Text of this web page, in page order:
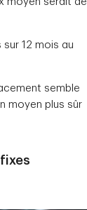
12 mois au
semble
moyen plus sûr